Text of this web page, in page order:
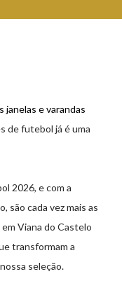
janelas e varandas
de futebol já é uma
2026, e com a
são cada vez mais as
Viana do Castelo
transformam a
seleção.